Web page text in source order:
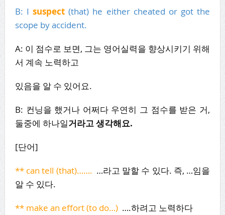
B: Isuspect (that) he either cheated or got the
scope by accident.
A: 이 점수로 보면, 그는 영어실력을 향상시키기 위해
서 계속 노력하고
있음을 알 수 있어요.
B: 컨닝을 했거나 어쩌다 우연히 그 점수를 받은 거,
둘중에 하나일거라고 생각해요.
[단어]
** can tell (that)……. …라고 말할 수 있다. 즉, …임을
알 수 있다.
** make an effort (to do…) ….하려고 노력하다